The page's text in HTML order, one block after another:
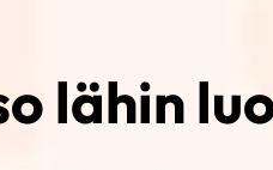
lähin